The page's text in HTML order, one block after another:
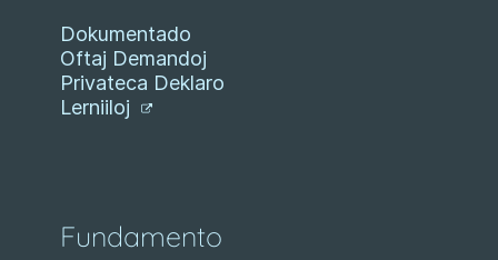
Dokumentado
Oftaj Demandoj
Privateca Deklaro
Lerniiloj
Fundamento